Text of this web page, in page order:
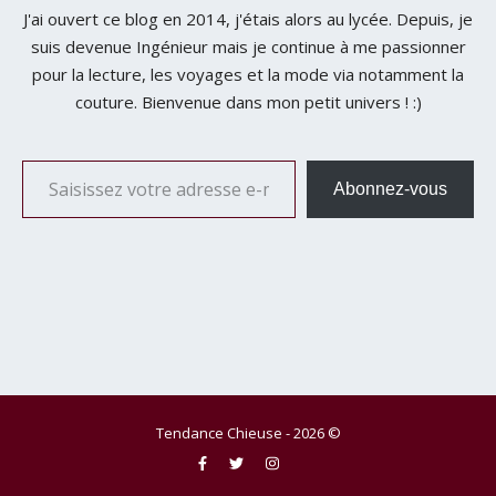
J'ai ouvert ce blog en 2014, j'étais alors au lycée. Depuis, je
suis devenue Ingénieur mais je continue à me passionner
pour la lecture, les voyages et la mode via notamment la
couture. Bienvenue dans mon petit univers ! :)
Saisissez votre adresse e-mail…
Abonnez-vous
Tendance Chieuse - 2026 ©